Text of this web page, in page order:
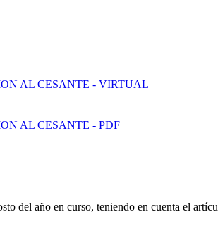
AL CESANTE - VIRTUAL
AL CESANTE - PDF
del año en curso, teniendo en cuenta el